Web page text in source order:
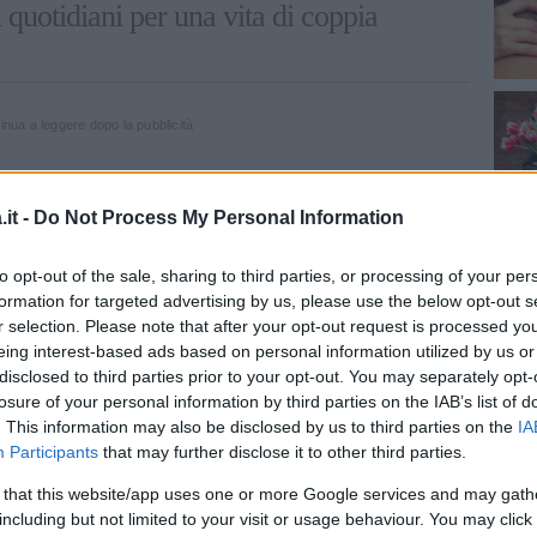
- Do Not Process My Personal Information
opt-out of the sale, sharing to third parties, or processing of your
for targeted advertising by us, please use the below opt-out
selection. Please note that after your opt-out request is processed
interest-based ads based on personal information utilized by us
to third parties prior to your opt-out. You may separately
of your personal information by third parties on the IAB’s list of
This information may also be disclosed by us to third parties on the
Participants that may further disclose it to other third parties.
that this website/app uses one or more Google services and may
but not limited to your visit or usage behaviour. You may
per una vita di coppia
. La coppia è formata da due persone
non sono serene questa mancanza di
sulla vita a due. Ogni partner
auto-analisi, capire cosa turba la sua
se si tratta di problemi risolvibili o
vita semplicemente da accettare.
A volte la convivenza e la noia possono
spiacevoli. Ogni tanto concedetevi
con le amiche senza il partner per